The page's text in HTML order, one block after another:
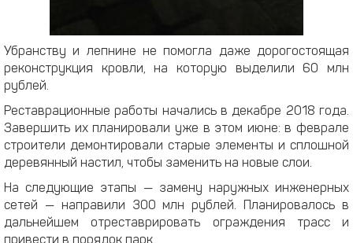
Убранству и лепнине не помогла даже дорогостоящая
реконструкция кровли, на которую выделили 60 млн
рублей.
Реставрационные работы начались в декабре 2018 года.
Завершить их планировали уже в этом июне: в феврале
строители демонтировали старые элементы и сплошной
деревянный настил, чтобы заменить на новые слои.
На следующие этапы — замену наружных инженерных
сетей — направили 300 млн рублей. Планировалось в
дальнейшем отреставрировать ограждения трасс и